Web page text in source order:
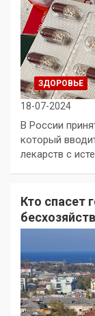
ЗДОРОВЬЕ
18-07-2024
В России
который
лекарств с
Кто спасет